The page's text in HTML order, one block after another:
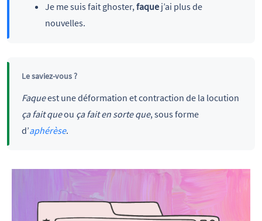
Je me suis fait ghoster,faquej’ai plus de
nouvelles.
Le saviez-vous ?
Faqueest une déformation et contraction de la locution
ça fait queou ça fait en sorte que, sous forme
d’aphérèse.